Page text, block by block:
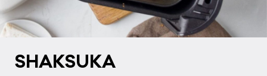
SHAK­SU­KA